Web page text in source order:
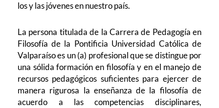
Formación Continua
los y las jóvenes en nuestro país.
La persona titulada de la Carrera de Pedagogía en
Filosofía de la Pontificia Universidad Católica de
Valparaíso es un (a) profesional que se distingue por
una sólida formación en filosofía y en el manejo de
recursos pedagógicos suficientes para ejercer de
manera rigurosa la enseñanza de la filosofía de
acuerdo a las competencias disciplinares,